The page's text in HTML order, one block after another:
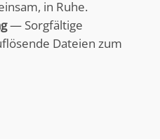
in Ruhe.
— Sorgfältige
Dateien zum